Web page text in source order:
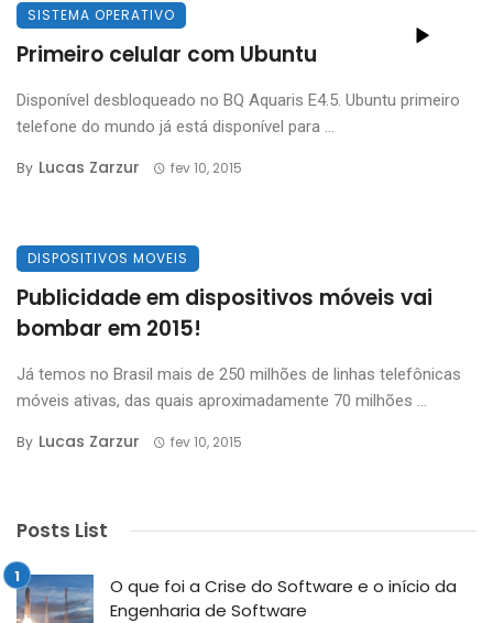
SISTEMA OPERATIVO
Primeiro celular com Ubuntu
Disponível desbloqueado no BQ Aquaris E4.5. Ubuntu primeiro
telefone do mundo já está disponível para ...
By Lucas Zarzur fev 10, 2015
DISPOSITIVOS MOVEIS
Publicidade em dispositivos móveis vai
bombar em 2015!
Já temos no Brasil mais de 250 milhões de linhas telefônicas
móveis ativas, das quais aproximadamente 70 milhões ...
By Lucas Zarzur fev 10, 2015
Posts List
O que foi a Crise do Software e o início da
Engenharia de Software